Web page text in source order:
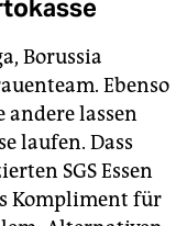
Borussia
Ebenso
andere lassen
laufen. Dass
SGS Essen
Kompliment für